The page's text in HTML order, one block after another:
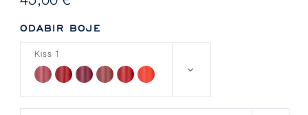
ODABIR BOJE
Kiss 1